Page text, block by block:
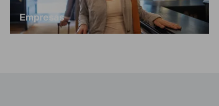
Empresas